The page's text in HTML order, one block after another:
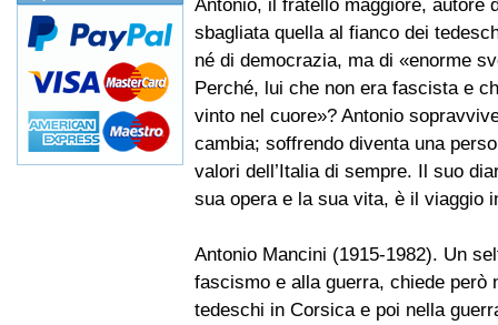
Antonio, il fratello maggiore, autore
sbagliata quella al fianco dei
né di democrazia, ma di «enorme
Perché, lui che non era fascista e
vinto nel cuore»? Antonio
cambia; soffrendo diventa una
valori dell’Italia di sempre. Il suo
sua opera e la sua vita, è il viaggio
Antonio Mancini (1915-1982). Un
fascismo e alla guerra, chiede però
tedeschi in Corsica e poi nella